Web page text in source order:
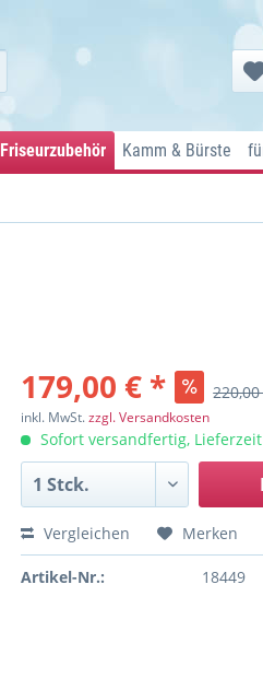
Friseurzubehör Kamm & Bürste
179,00 € *
inkl. MwSt.zzgl. Versandkosten
Sofort versandfertig,
Vergleichen Merken
Artikel-Nr.: 18449